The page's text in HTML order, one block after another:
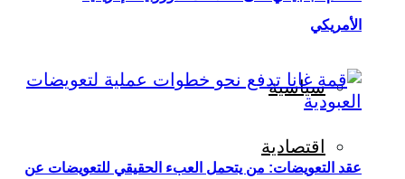
سياسية
اقتصادية
الأمريكي
عقد التعويضات: من يتحمل العبء الحقيقي للتعويضات عن